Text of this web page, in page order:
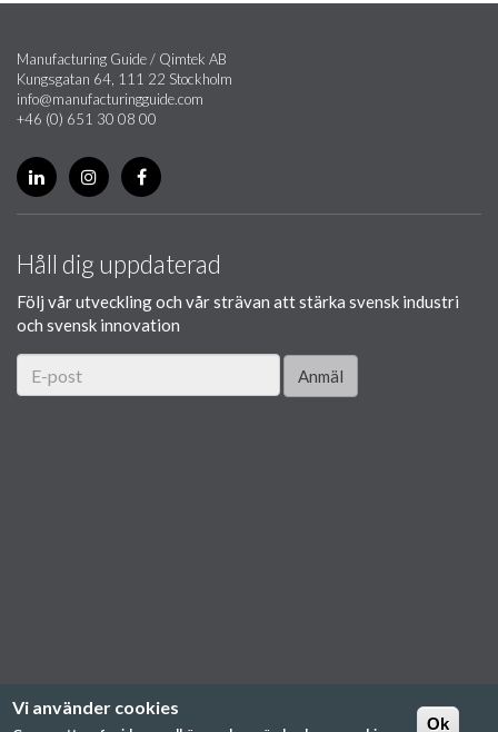
Manufacturing Guide / Qimtek AB
Kungsgatan 64, 111 22 Stockholm
info@manufacturingguide.com
+46 (0) 651 30 08 00
Håll dig uppdaterad
Följ vår utveckling och vår strävan att stärka svensk industri
och svensk innovation
Anmäl
Vi använder cookies
Ok